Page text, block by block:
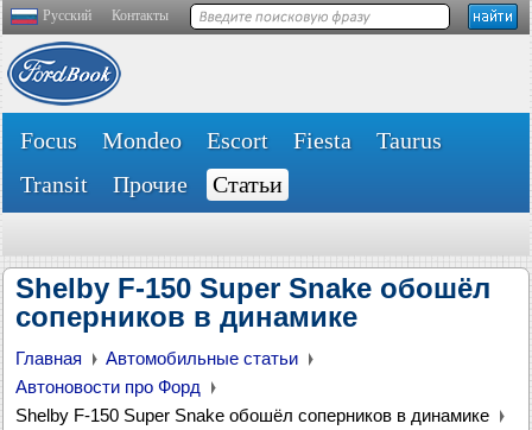
Русский Контакты
Focus Mondeo Escort Fiesta
Taurus
Transit
Прочие Статьи
Shelby F-150 Super Snake обошёл
соперников в динамике
Главная
Автомобильные статьи
Автоновости про Форд
Shelby F-150 Super Snake обошёл соперников в динамике